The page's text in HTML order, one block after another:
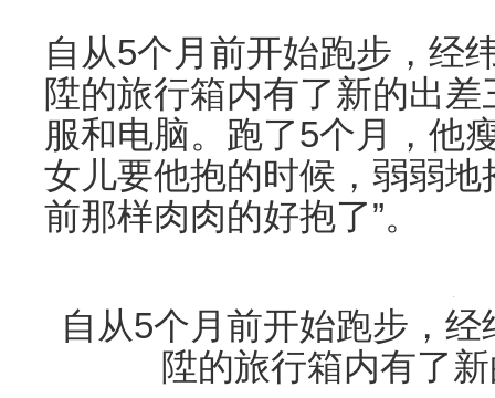
自从5个月前开始跑步，经
陞的旅行箱内有了新的出
服和电脑。跑了5个月，他
女儿要他抱的时候，弱弱地
前那样肉肉的好抱了”。
自从5个月前开始跑步，
陞的旅行箱内有了